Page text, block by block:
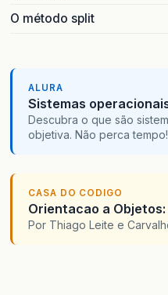
O método split
ALURA
Sistemas
Descubra o que são
objetiva. Não perca tempo!
CASA DO CODIGO
Orientacao a
Por Thiago Leite e